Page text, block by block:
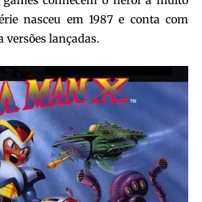
nasceu em 1987 e conta com
versões lançadas.